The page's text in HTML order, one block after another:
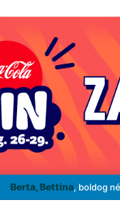
Berta, Bettina, boldog